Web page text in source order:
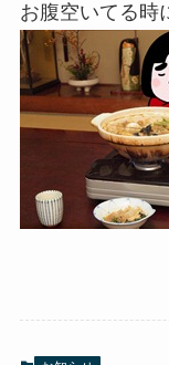
お腹空いてる時